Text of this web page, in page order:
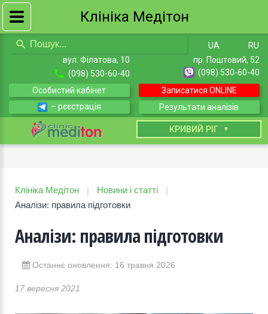
UA
RU
вул. Філатова, 10
(098) 530-60-40
пр. Поштовий, 52
(098) 530-60-40
Особистий кабінет
– рєєстрація
Записатися ONLINE
Результати аналізів
КРИВИЙ РІГ
Клініка Медітон | Новини і статті
|
Аналізи: правила підготовки
Аналізи: правила підготовки
Останнє оновлення: 16 травня 2026
17 вересня 2021
Клініка Медітон